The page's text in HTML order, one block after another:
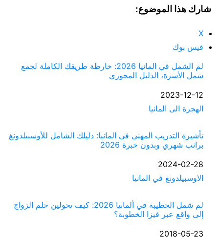
شارك هذا الموضوع:
X
فيس بوك
لم الشمل في المانيا 2026: خارطة طريقك الكاملة لجمع
شمل الأسرة، الدليل المحوري
التاريخ
2023-12-12
في ما يتعلق بما يأتي
الهجرة الى المانيا
تأشيرة التدريب المهني في المانيا: دليلك الشامل للأوسبيلدونغ
براتب شهري وبدون خبرة 2026
التاريخ
2024-02-28
في ما يتعلق بما يأتي
الاوسبيلدونغ في المانيا
لم شمل الخطيبة في ألمانيا 2026: كيف تحولين حلم الزواج
إلى واقع عبر فيزا الخطوبة؟
التاريخ
2018-05-23